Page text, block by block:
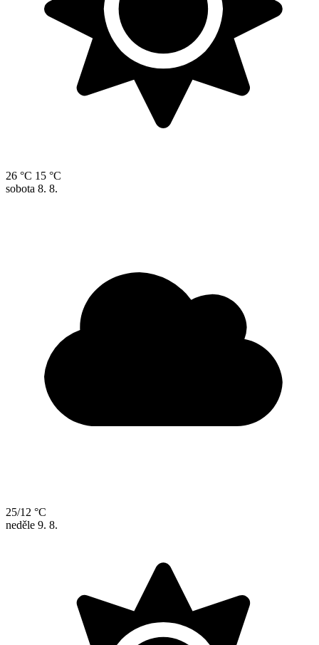
26 °C 15 °C
sobota 8. 8.
25/12 °C
neděle 9. 8.